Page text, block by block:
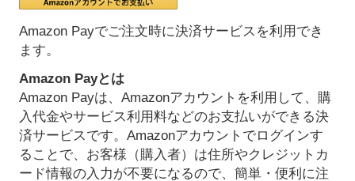
Amazon Payでご注文時に決済サービスを利用でき
ます。
Amazon Payとは
Amazon Payは、Amazonアカウントを利用して、購
入代金やサービス利用料などのお支払いができる決
済サービスです。Amazonアカウントでログインす
ることで、お客様（購入者）は住所やクレジットカ
ード情報の入力が不要になるので、簡単・便利に注